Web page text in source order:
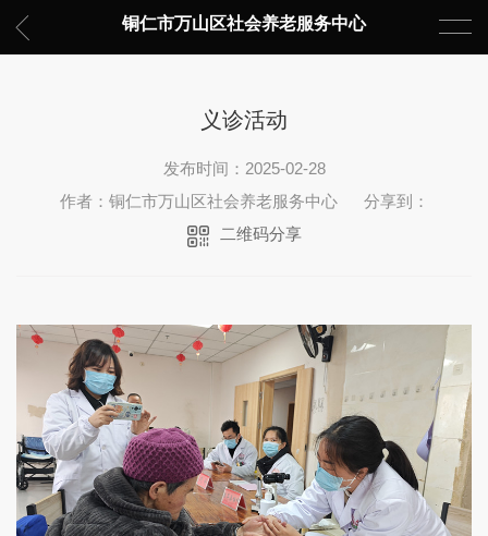
铜仁市万山区社会养老服务中心
义诊活动
发布时间：2025-02-28
作者：铜仁市万山区社会养老服务中心
分享到：
二维码分享